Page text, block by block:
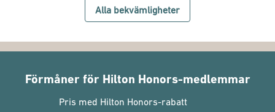
Alla bekvämligheter
Förmåner för Hilton Honors-medlemmar
Pris med Hilton Honors-rabatt